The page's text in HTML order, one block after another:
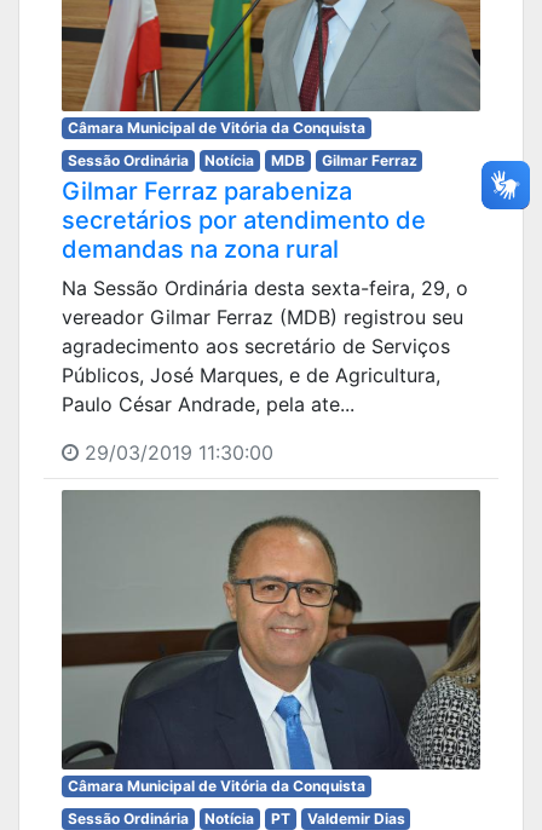
Câmara Municipal de Vitória da Conquista
Sessão Ordinária
Notícia MDB Gilmar Ferraz
Gilmar Ferraz parabeniza
secretários por atendimento de
demandas na zona rural
Na Sessão Ordinária desta sexta-feira, 29, o
vereador Gilmar Ferraz (MDB) registrou seu
agradecimento aos secretário de Serviços
Públicos, José Marques, e de Agricultura,
Paulo César Andrade, pela ate...
29/03/2019 11:30:00
Câmara Municipal de Vitória da Conquista
Sessão Ordinária
Notícia PT Valdemir Dias